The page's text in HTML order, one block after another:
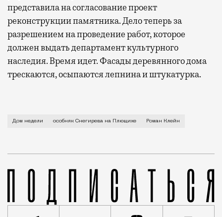
представила на согласование проект
реконструкции памятника. Дело теперь за
разрешением на проведение работ, которое
должен выдать департамент культурного
наследия. Время идет. Фасады деревянного дома
трескаются, осыпаются лепнина и штукатурка.
Не всем московским особнякам эпохи модерна
Дом недели особняк Снегирева на Плющихе Роман Клейн